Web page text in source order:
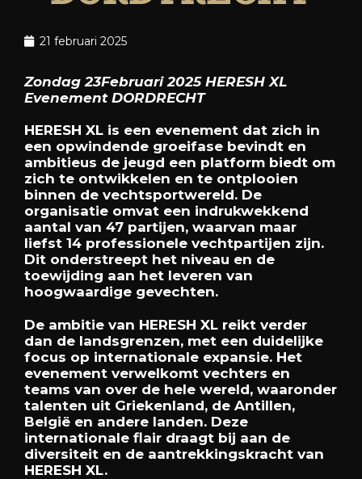
21 februari 2025
Zondag 23Februari 2025 HERESH XL
Evenement DORDRECHT
HERESH XL is een evenement dat zich in
een opwindende groeifase bevindt en
ambitieus de jeugd een platform biedt om
zich te ontwikkelen en te ontplooien
binnen de vechtsportwereld. De
organisatie omvat een indrukwekkend
aantal van 47 partijen, waarvan maar
liefst 14 professionele vechtpartijen zijn.
Dit onderstreept het niveau en de
toewijding aan het leveren van
hoogwaardige gevechten.
De ambitie van HERESH XL reikt verder
dan de landsgrenzen, met een duidelijke
focus op internationale expansie. Het
evenement verwelkomt vechters en
teams van over de hele wereld, waaronder
talenten uit Griekenland, de Antillen,
België en andere landen. Deze
internationale flair draagt bij aan de
diversiteit en de aantrekkingskracht van
HERESH XL.